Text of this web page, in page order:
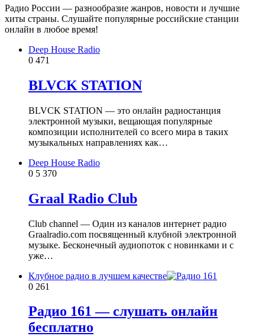
Радио России — разнообразие жанров, новости и лучшие
хиты страны. Слушайте популярные российские станции
онлайн в любое время!
Deep House Radio
0 471
BLVCK STATION
BLVCK STATION — это онлайн радиостанция
электронной музыки, вещающая популярные
композиции исполнителей со всего мира в таких
музыкальных направлениях как…
Deep House Radio
0 5 370
Graal Radio Club
Club channel — Один из каналов интернет радио
Graalradio.com посвященный клубной электронной
музыке. Бесконечный аудиопоток с новинками и с
уже…
Клубное радио в лучшем качестве
0 261
Радио 161 — слушать онлайн
бесплатно